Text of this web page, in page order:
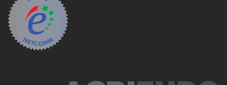
Mastercook
Masterpro
McCulloch